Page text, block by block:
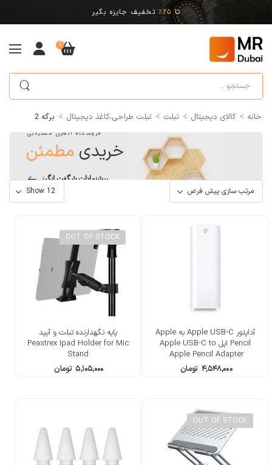
تا 25% تخفیف جایزه بگیر
0
خانه > کالای دیجیتال > تبلت > تبلت طراحی،کاغذ دیجیتال > برگه 2
فروشگاه آنلاین مستردبی
خریدی مطمئن
پیشنهادات شگفت انگیز
آداپتور Apple USB-C به Apple
Pencil اپل Apple USB-C to
Apple Pencil Adapter ​​​​​​​
۴,۵۴۸,۰۰۰ تومان
OUT OF STOCK
پایه نگهدارنده تبلت و آیپد
Peastrex Ipad Holder for Mic
Stand
۵,۱۰۵,۰۰۰ تومان
OUT OF STOCK